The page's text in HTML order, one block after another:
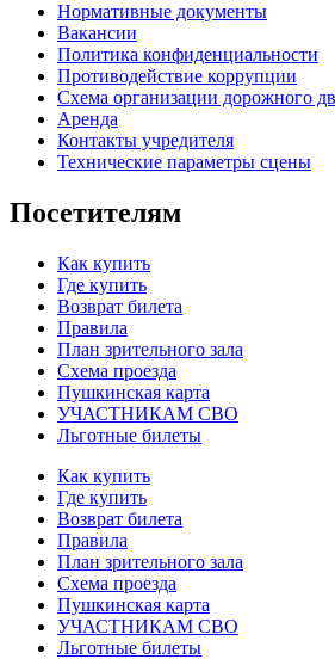
Нормативные документы
Вакансии
Политика конфиденциальности
Противодействие коррупции
Схема организации дорожного
Аренда
Контакты учредителя
Технические параметры сцены
Посетителям
Как купить
Где купить
Возврат билета
Правила
План зрительного зала
Схема проезда
Пушкинская карта
УЧАСТНИКАМ СВО
Льготные билеты
Как купить
Где купить
Возврат билета
Правила
План зрительного зала
Схема проезда
Пушкинская карта
УЧАСТНИКАМ СВО
Льготные билеты